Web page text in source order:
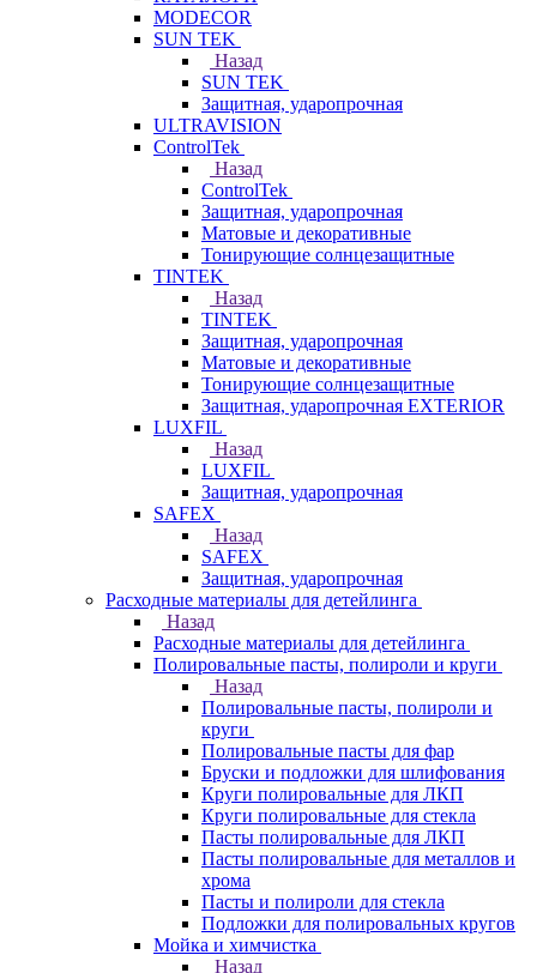
MODECOR
SUN TEK
Назад
SUN TEK
Защитная, ударопрочная
ULTRAVISION
ControlTek
Назад
ControlTek
Защитная, ударопрочная
Матовые и декоративные
Тонирующие солнцезащитные
TINTEK
Назад
TINTEK
Защитная, ударопрочная
Матовые и декоративные
Тонирующие солнцезащитные
Защитная, ударопрочная EXTERIOR
LUXFIL
Назад
LUXFIL
Защитная, ударопрочная
SAFEX
Назад
SAFEX
Защитная, ударопрочная
Расходные материалы для детейлинга
Назад
Расходные материалы для детейлинга
Полировальные пасты, полироли и круги
Назад
Полировальные пасты, полироли и
круги
Полировальные пасты для фар
Бруски и подложки для шлифования
Круги полировальные для ЛКП
Круги полировальные для стекла
Пасты полировальные для ЛКП
Пасты полировальные для металлов и
хрома
Пасты и полироли для стекла
Подложки для полировальных кругов
Мойка и химчистка
Назад